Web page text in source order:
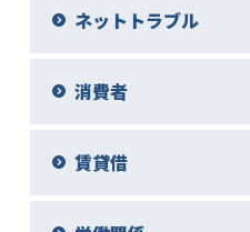
ネットトラブル
消費者
賃貸借